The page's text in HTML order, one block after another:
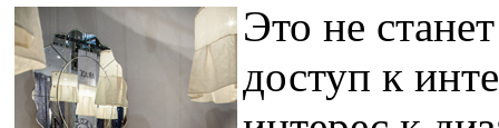
Это не
доступ к